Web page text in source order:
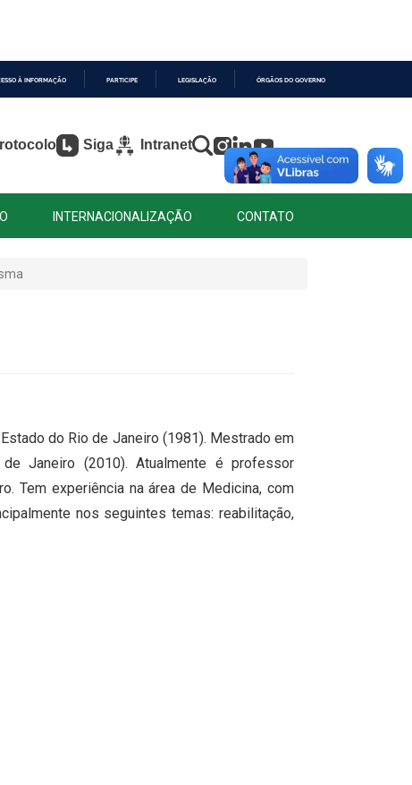
À INFORMAÇÃO PARTICIPE LEGISLAÇÃO ÓRGÃOS DO GOVERNO
Siga Intranet
INTERNACIONALIZAÇÃO CONTATO
do Rio de Janeiro (1981). Mestrado em
Janeiro (2010). Atualmente é professor
Tem experiência na área de Medicina, com
nos seguintes temas: reabilitação,